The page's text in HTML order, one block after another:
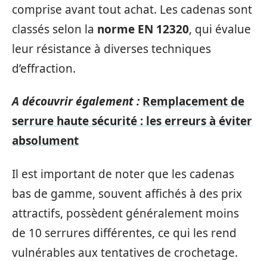
comprise avant tout achat. Les cadenas sont
classés selon la norme EN 12320, qui évalue
leur résistance à diverses techniques
d’effraction.
A découvrir également : Remplacement de
serrure haute sécurité : les erreurs à éviter
absolument
Il est important de noter que les cadenas
bas de gamme, souvent affichés à des prix
attractifs, possèdent généralement moins
de 10 serrures différentes, ce qui les rend
vulnérables aux tentatives de crochetage.